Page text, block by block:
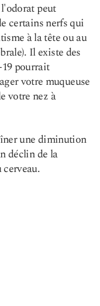
peut
certains nerfs qui
à la tête ou au
Il existe des
pourrait
votre muqueuse
votre nez à
une diminution
déclin de la